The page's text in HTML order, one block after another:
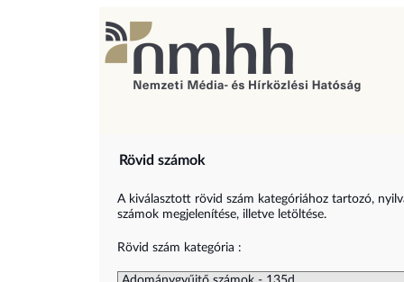
Rövid számok
A kiválasztott rövid szám kategóriához tartozó,
számok megjelenítése, illetve letöltése.
Rövid szám kategória :